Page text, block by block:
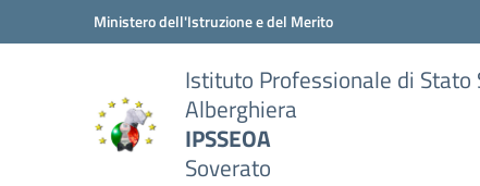
Vai ai contenuti
Vai al menu di navigazioneMinistero dell'Istruzione e del Merito
Istituto Professionale di
Alberghiera
IPSSEOA
Soverato